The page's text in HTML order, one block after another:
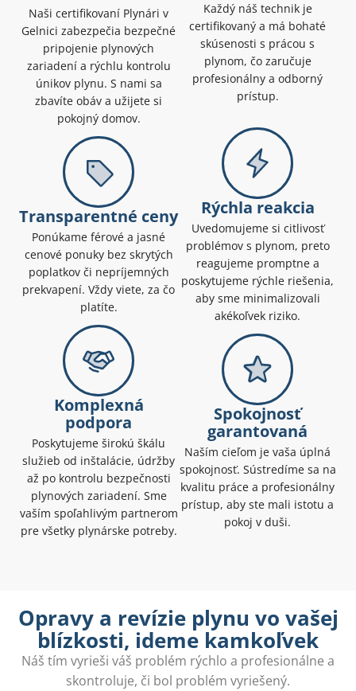
Naši certifikovaní Plynári v
Gelnici zabezpečia bezpečné
pripojenie plynových
zariadení a rýchlu kontrolu
únikov plynu. S nami sa
zbavíte obáv a užijete si
pokojný domov.
Každý náš technik je
certifikovaný a má bohaté
skúsenosti s prácou s
plynom, čo zaručuje
profesionálny a odborný
prístup.
Transparentné ceny
Ponúkame férové a jasné
cenové ponuky bez skrytých
poplatkov či nepríjemných
prekvapení. Vždy viete, za čo
platíte.
Rýchla reakcia
Uvedomujeme si citlivosť
problémov s plynom, preto
reagujeme promptne a
poskytujeme rýchle riešenia,
aby sme minimalizovali
akékoľvek riziko.
Komplexná
podpora
Poskytujeme širokú škálu
služieb od inštalácie, údržby
až po kontrolu bezpečnosti
plynových zariadení. Sme
vaším spoľahlivým partnerom
pre všetky plynárske potreby.
Spokojnosť
garantovaná
Naším cieľom je vaša úplná
spokojnosť. Sústredíme sa na
kvalitu práce a profesionálny
prístup, aby ste mali istotu a
pokoj v duši.
Opravy a revízie plynu vo vašej
blízkosti, ideme kamkoľvek
Náš tím vyrieši váš problém rýchlo a profesionálne a
skontroluje, či bol problém vyriešený.